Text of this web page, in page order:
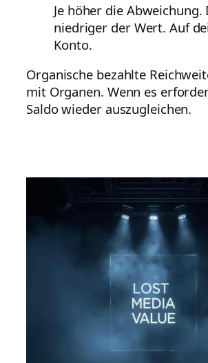
Je höher die Abweichung.
niedriger der Wert. Auf
Konto.
Organische bezahlte
mit Organen. Wenn es
Saldo wieder auszugleichen.